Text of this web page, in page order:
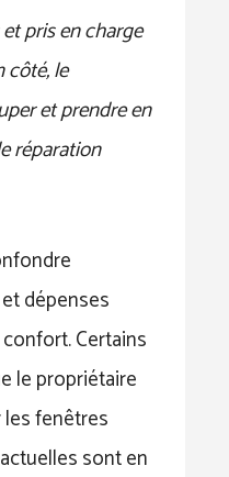
pris en charge
côté, le
et prendre en
réparation
dépenses
confort. Certains
le propriétaire
fenêtres
sont en